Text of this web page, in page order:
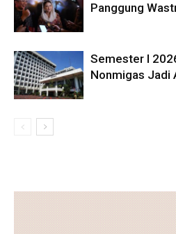
Panggung
Semester I
Nonmigas Jadi